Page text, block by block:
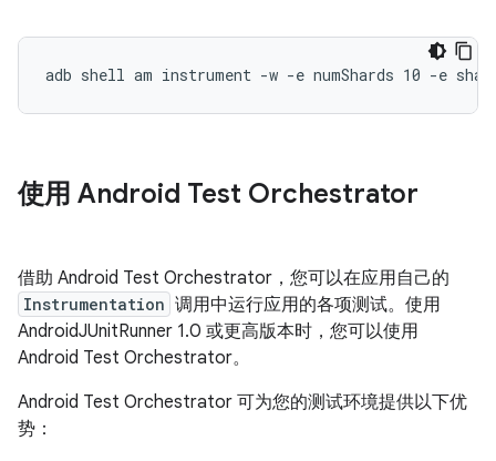
使用 Android Test Orchestrator
借助 Android Test Orchestrator，您可以在应用自己的
Instrumentation 调用中运行应用的各项测试。使用
AndroidJUnitRunner 1.0 或更高版本时，您可以使用
Android Test Orchestrator。
Android Test Orchestrator 可为您的测试环境提供以下优
势：